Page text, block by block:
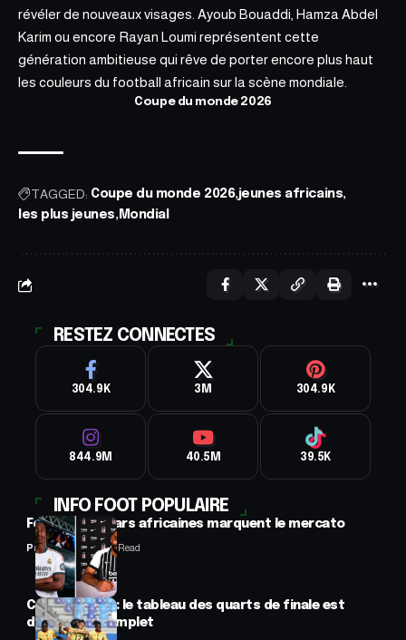
révéler de nouveaux visages. Ayoub Bouaddi, Hamza Abdel
Karim ou encore Rayan Loumi représentent cette
génération ambitieuse qui rêve de porter encore plus haut
les couleurs du football africain sur la scène mondiale.
Coupe du monde 2026
TAGGED: Coupe du monde 2026 jeunes africains
les plus jeunes Mondial
RESTEZ CONNECTES
304.9K 3M 304.9K
844.9M 40.5M 39.5K
INFO FOOT POPULAIRE
Football : 2 stars africaines marquent le mercato
Panafrofoot2 Min Read
CAN féminine : le tableau des quarts de finale est
désormais complet